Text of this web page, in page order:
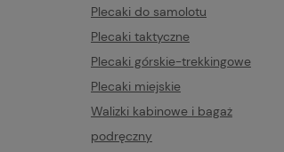
Plecaki do samolotu
Plecaki taktyczne
Plecaki górskie-trekkingowe
Plecaki miejskie
Walizki kabinowe i bagaż
podręczny